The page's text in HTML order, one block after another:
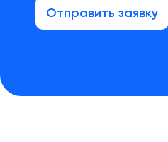
Отправить заявку